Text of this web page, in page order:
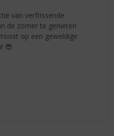
van verfrissende
de zomer te genieten
op een geweldige
😎